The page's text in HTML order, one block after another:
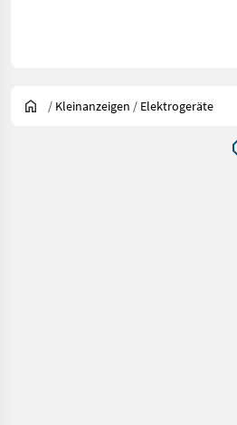
/ Kleinanzeigen / Elektrogeräte